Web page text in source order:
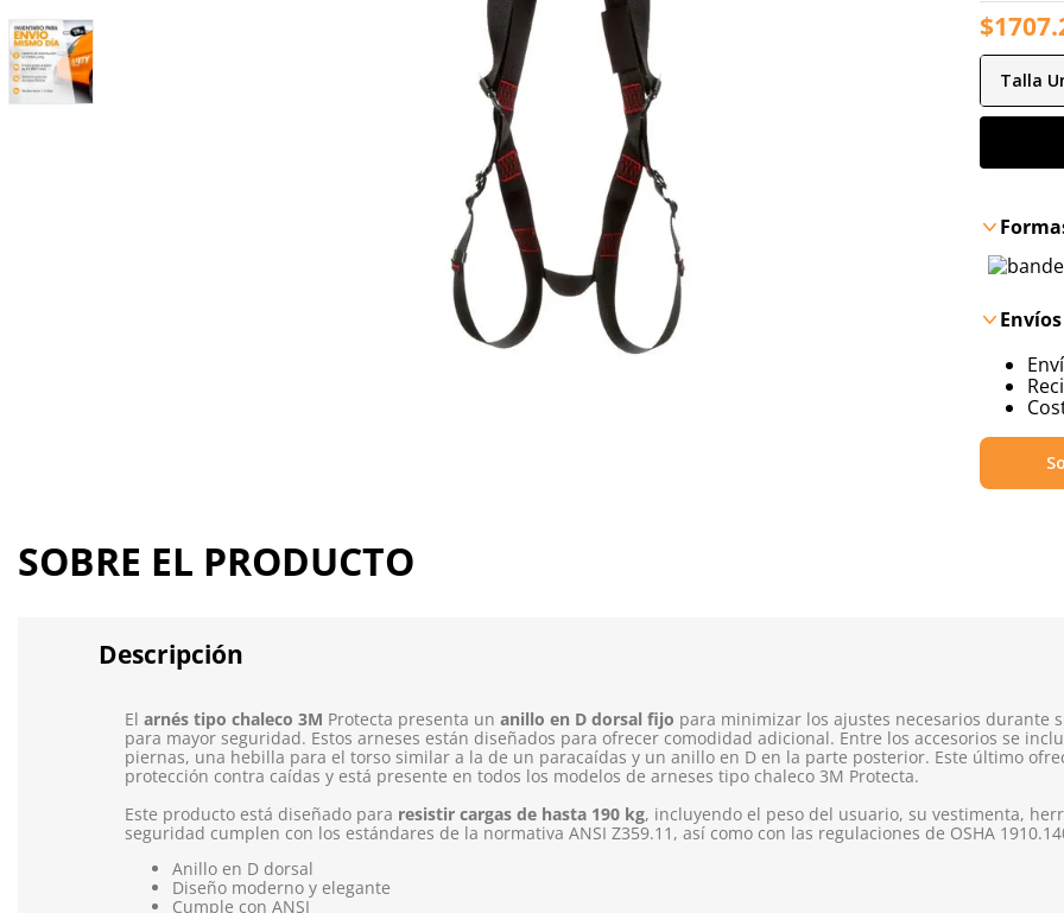
$1707.
Talla
SOBRE EL PRODUCTO
Descripción
El arnés tipo chaleco 3M Protecta presenta un anillo en D dorsal fijo para minimizar los ajustes necesarios durante
para mayor seguridad. Estos arneses están diseñados para ofrecer comodidad adicional. Entre los accesorios se
piernas, una hebilla para el torso similar a la de un paracaídas y un anillo en D en la parte posterior. Este último
protección contra caídas y está presente en todos los modelos de arneses tipo chaleco 3M Protecta.
Este producto está diseñado para resistir cargas de hasta 190 kg, incluyendo el peso del usuario, su vestimenta,
seguridad cumplen con los estándares de la normativa ANSI Z359.11, así como con las regulaciones de OSHA
Anillo en D dorsal
Diseño moderno y elegante
Cumple con ANSI